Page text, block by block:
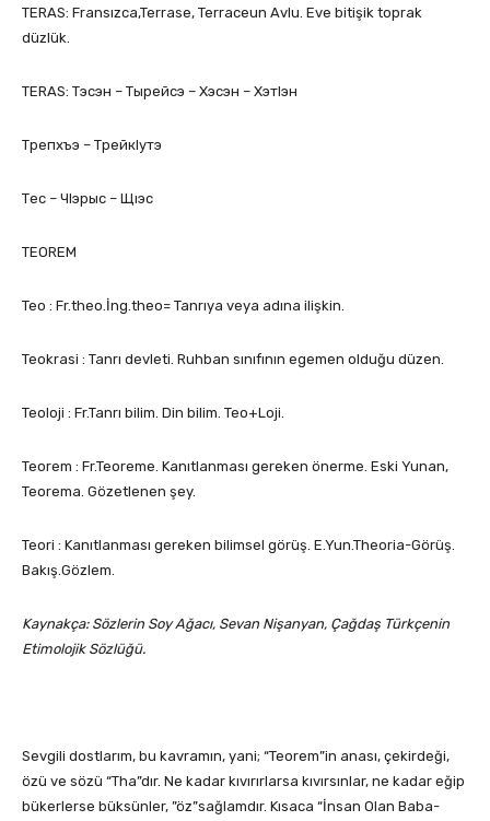
TERAS: Fransızca,Terrase, Terraceun Avlu. Eve bitişik toprak
düzlük.
TERAS: Тэсэн – Тырейсэ – Хэсэн – ХэтIэн
Трепхъэ – ТрейкIутэ
Тес – ЧIэрыс – Щıэс
TEOREM
Teo : Fr.theo.İng.theo= Tanrıya veya adına ilişkin.
Teokrasi : Tanrı devleti. Ruhban sınıfının egemen olduğu düzen.
Teoloji : Fr.Tanrı bilim. Din bilim. Teo+Loji.
Teorem : Fr.Teoreme. Kanıtlanması gereken önerme. Eski Yunan,
Teorema. Gözetlenen şey.
Teori : Kanıtlanması gereken bilimsel görüş. E.Yun.Theoria-Görüş.
Bakış.Gözlem.
Kaynakça: Sözlerin Soy Ağacı, Sevan Nişanyan, Çağdaş Türkçenin
Etimolojik Sözlüğü.
Sevgili dostlarım, bu kavramın, yani; “Teorem”in anası, çekirdeği,
özü ve sözü “Tha”dır. Ne kadar kıvırırlarsa kıvırsınlar, ne kadar eğip
bükerlerse büksünler, ”öz”sağlamdır. Kısaca “İnsan Olan Baba-